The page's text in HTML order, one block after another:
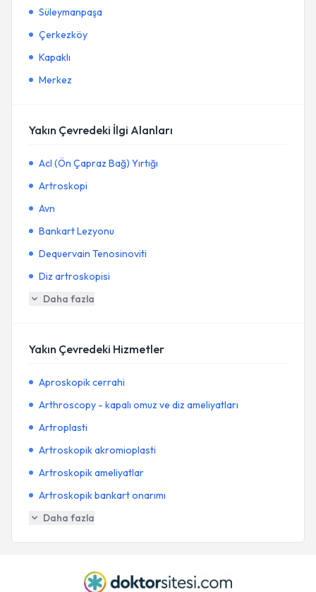
Süleymanpaşa
Çerkezköy
Kapaklı
Merkez
Yakın Çevredeki İlgi Alanları
Acl (Ön Çapraz Bağ) Yırtığı
Artroskopi
Avn
Bankart Lezyonu
Dequervain Tenosinoviti
Diz artroskopisi
Daha fazla
Yakın Çevredeki Hizmetler
Aproskopik cerrahi
Arthroscopy - kapalı omuz ve diz ameliyatları
Artroplasti
Artroskopik akromioplasti
Artroskopik ameliyatlar
Artroskopik bankart onarımı
Daha fazla